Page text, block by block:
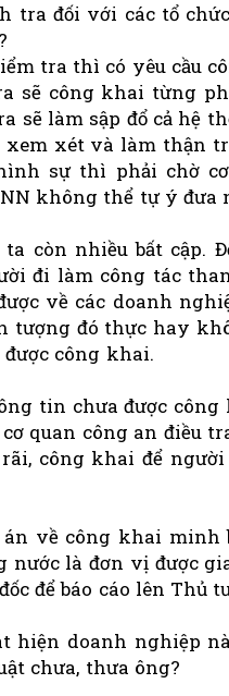
tra đối với các tổ
tra thì có yêu cầu
sẽ công khai từng
sẽ làm sập đổ cả hệ
xem xét và làm thận
sự thì phải chờ
không thể tự ý đưa
còn nhiều bất cập.
đi làm công tác
về các doanh
tượng đó thực hay
công khai.
tin chưa được
quan công an điều
công khai để
về công khai
là đơn vị được
để báo cáo lên Thủ
hiện doanh nghiệp
chưa, thưa ông?